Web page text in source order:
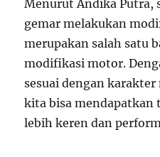
Menurut Andika Putra,
gemar melakukan
merupakan salah satu
modifikasi motor.
sesuai dengan
kita bisa
lebih keren dan